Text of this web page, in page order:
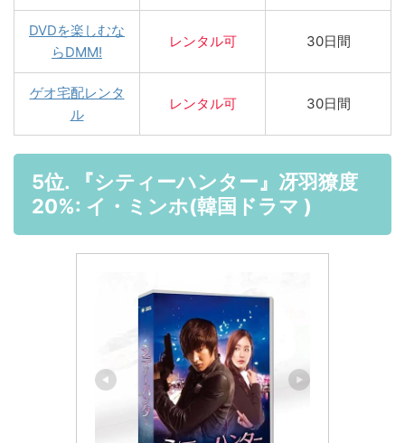
DVDを楽しむな
らDMM!
レンタル可 30日間
ゲオ宅配レンタ
ル
レンタル可 30日間
5位. 『シティーハンター』冴羽獠度
20%: イ・ミンホ(韓国ドラマ )